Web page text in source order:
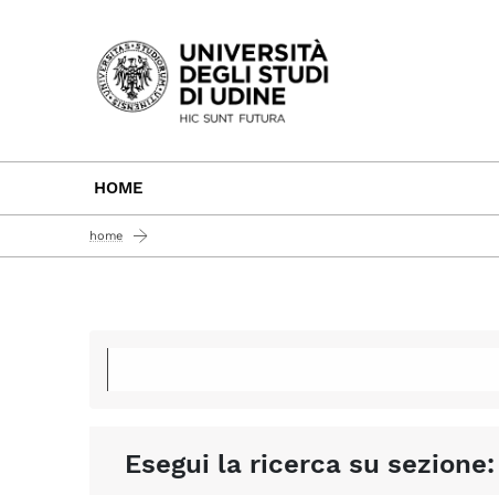
Passa al contenuto principale
HOME
home
Esegui la ricerca su sezione: